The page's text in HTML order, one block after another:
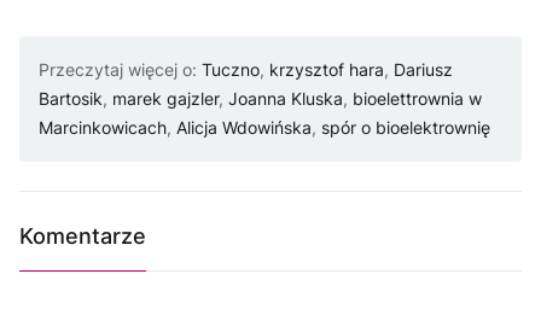
Przeczytaj więcej o: Tuczno, krzysztof hara, Dariusz
Bartosik, marek gajzler, Joanna Kluska, bioelettrownia w
Marcinkowicach, Alicja Wdowińska, spór o bioelektrownię
Komentarze